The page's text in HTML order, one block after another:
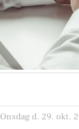
Onsdag d. 29. okt.